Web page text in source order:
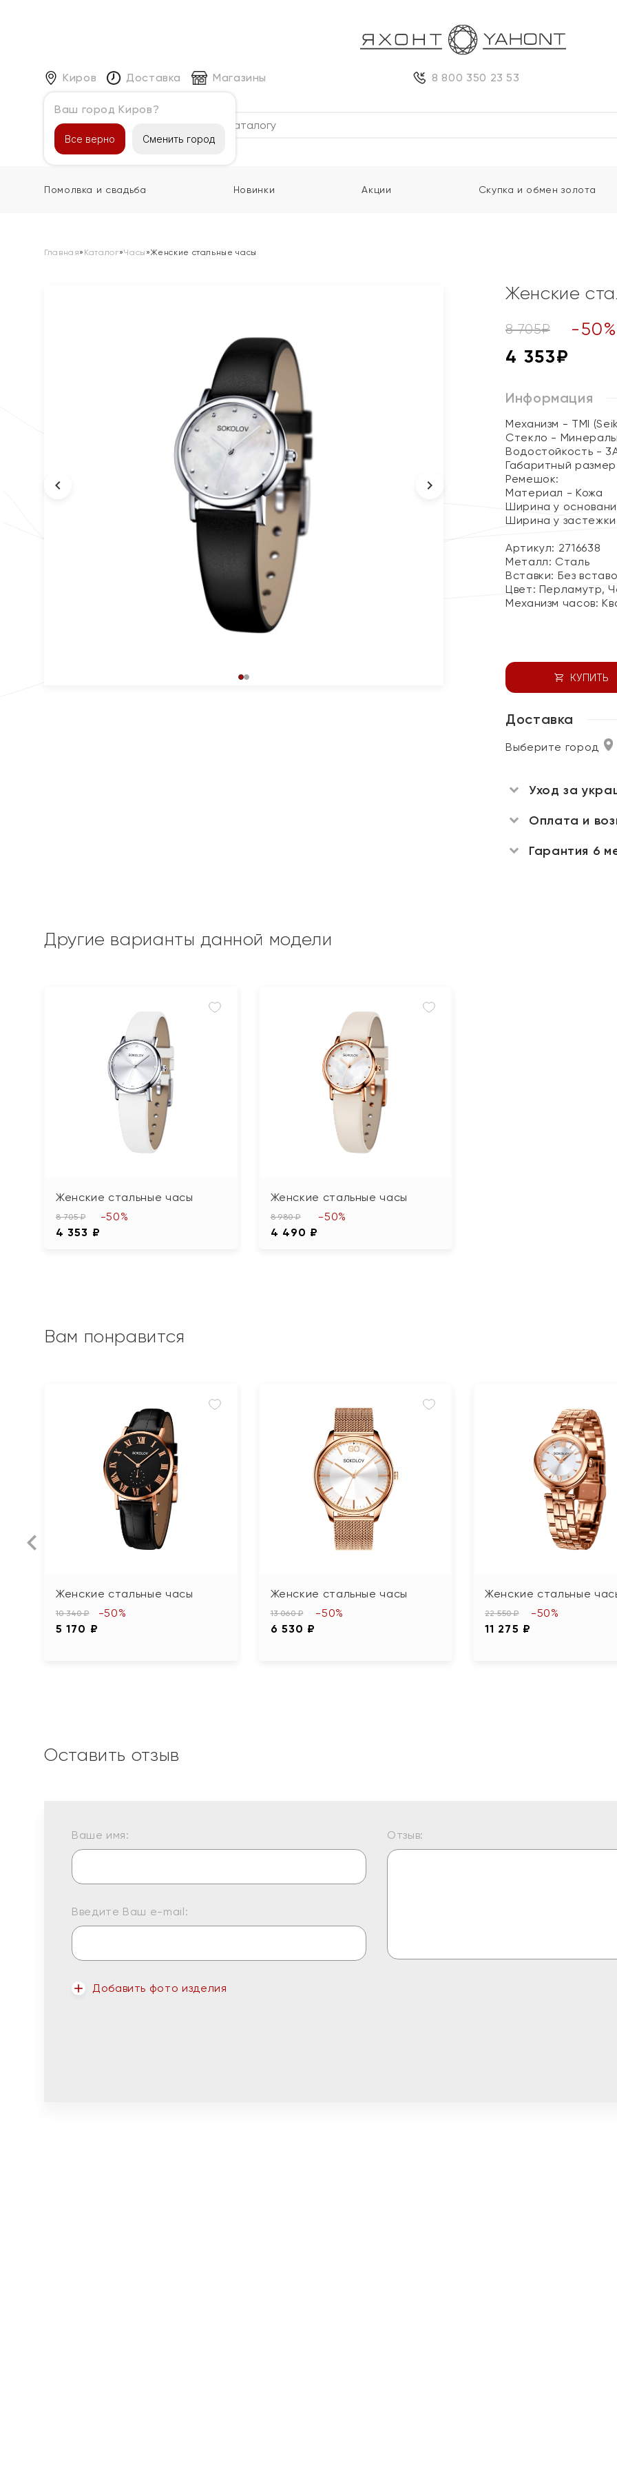
Киров
Ваш город Киров?
Все верно Сменить город
Доставка Магазины 8 800 350 23 53
Каталог
Помолвка и свадьба Новинки Акции Скупка и обмен золота
Главная» Каталог»Часы »Женские стальные часы
Женские
8 705₽ -50%
4 353₽
Информация
Механизм - TMI
Стекло -
Водостойкость -
Габаритный
Ремешок:
Материал - Кожа
Ширина у
Ширина у
Артикул: 2716638
Металл: Сталь
Вставки: Без
Цвет: Перламутр,
Механизм часов:
КУПИТЬ
Доставка
Выберите город
Уход за
Оплата и
Гарантия 6
Другие варианты данной модели
Женские стальные часы
8 705 ₽
4 353 ₽
-50%
Женские стальные часы
8 980 ₽
4 490 ₽
-50%
Вам понравится
Женские стальные часы
10 340 ₽
5 170 ₽
-50%
Женские стальные часы
13 060 ₽
6 530 ₽
-50%
Женские стальные
22 550 ₽
11 275 ₽
-50%
Оставить отзыв
Ваше имя:
Введите Ваш e-mail:
Добавить фото изделия
Отзыв: